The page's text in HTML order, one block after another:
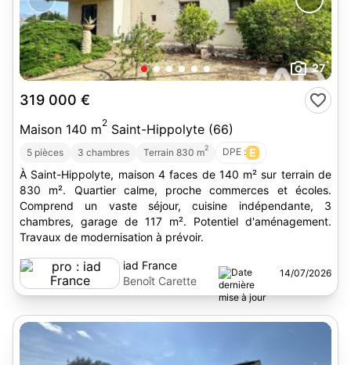
27
319 000 €
Maison 140 m2 Saint-Hippolyte (66)
5 pièces 3 chambres Terrain 830 m2 DPE : E
À Saint-Hippolyte, maison 4 faces de 140 m² sur terrain de
830 m². Quartier calme, proche commerces et écoles.
Comprend un vaste séjour, cuisine indépendante, 3
chambres, garage de 117 m². Potentiel d'aménagement.
Travaux de modernisation à prévoir.
iad France
Benoît Carette
14/07/2026